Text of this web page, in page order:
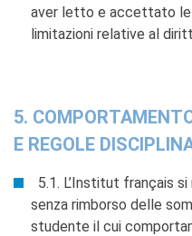
aver letto e accettato le
limitazioni relative al
5.
E REGOLE
5.1. L’Institut français
senza rimborso delle
studente il cui